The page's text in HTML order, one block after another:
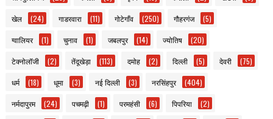
खेल (24) गाडरवारा (11) गोटेगाँव (250) गौहरगंज (5)
ग्वालियर (1) चुनाव (1) जबलपुर (14) ज्योतिष (20)
टेक्नोलॉजी (2) तेंदूखेड़ा (113) दमोह (2) दिल्ली (5) देवरी (75)
धर्म (18) धूमा (3) नई दिल्ली (3) नरसिंहपुर (404)
नर्मदापुरम (24) पचमढ़ी (1) परमहंसी (6) पिपरिया (2)